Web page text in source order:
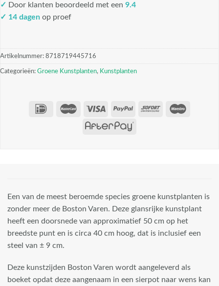
✓ Door klanten beoordeeld met een 9.4
✓ 14 dagen op proef
Artikelnummer: 8718719445716
Categorieën: Groene Kunstplanten, Kunstplanten
Een van de meest beroemde species groene kunstplanten is
zonder meer de Boston Varen. Deze glansrijke kunstplant
heeft een doorsnede van approximatief 50 cm op het
breedste punt en is circa 40 cm hoog, dat is inclusief een
steel van ± 9 cm.
Deze kunstzijden Boston Varen wordt aangeleverd als
boeket opdat deze aangenaam in een sierpot naar wens kan